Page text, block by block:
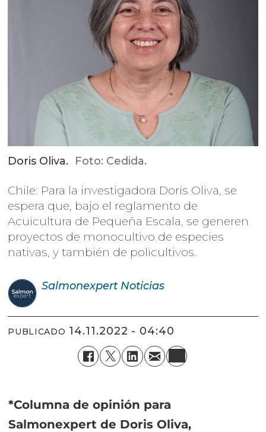
Doris Oliva. Foto: Cedida.
Chile: Para la investigadora Doris Oliva, se
espera que, bajo el reglamento de
Acuicultura de Pequeña Escala, se generen
proyectos de monocultivo de especies
nativas, y también de policultivos.
Salmonexpert Noticias
PUBLICADO 14.11.2022 - 04:40
*Columna de opinión para
Salmonexpert de Doris Oliva,